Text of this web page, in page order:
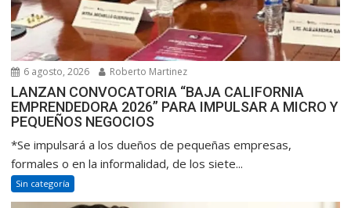
6 agosto, 2026 Roberto Martinez
LANZAN CONVOCATORIA “BAJA CALIFORNIA
EMPRENDEDORA 2026” PARA IMPULSAR A MICRO Y
PEQUEÑOS NEGOCIOS
*Se impulsará a los dueños de pequeñas empresas,
formales o en la informalidad, de los siete...
Sin categoría